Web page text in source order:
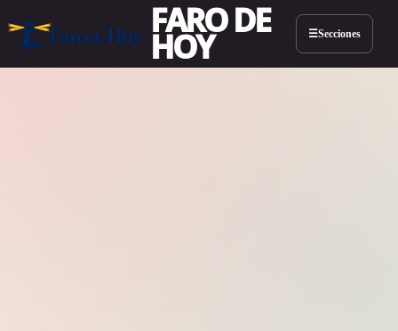
FARO DE
HOY ☰Secciones